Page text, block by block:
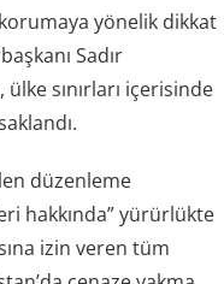
yönelik dikkat
Sadır
ülke sınırları içerisinde
düzenleme
hakkında” yürürlükte
izin veren tüm